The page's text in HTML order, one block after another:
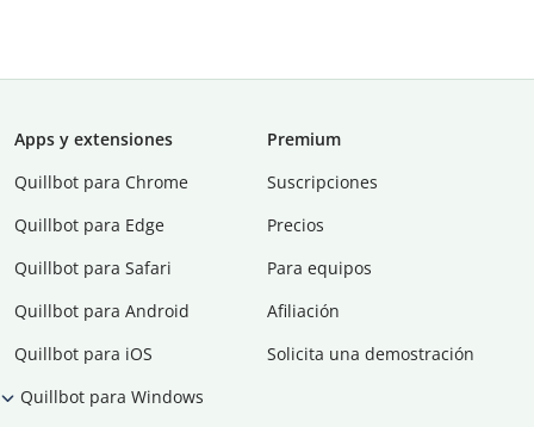
Apps y extensiones
Quillbot para Chrome
Quillbot para Edge
Quillbot para Safari
Quillbot para Android
Quillbot para iOS
Quillbot para Windows
Premium
Suscripciones
Precios
Para equipos
Afiliación
Solicita una demostración